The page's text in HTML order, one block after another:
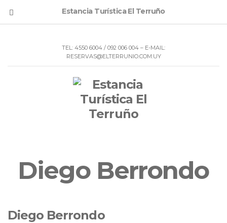
Estancia Turística El Terruño
TEL: 4550 6004 / 092 006 004 – E-MAIL:
RESERVAS@ELTERRUNIO.COM.UY
Diego Berrondo
Diego Berrondo